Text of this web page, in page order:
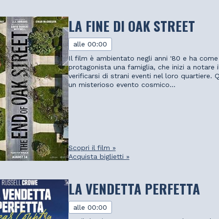
LA FINE DI OAK STREET
alle 00:00
Il film è ambientato negli anni '80 e ha come
protagonista una famiglia, che inizi a notare
verificarsi di strani eventi nel loro quartiere.
un misterioso evento cosmico...
Scopri il film »
Acquista biglietti »
LA VENDETTA PERFETTA
alle 00:00